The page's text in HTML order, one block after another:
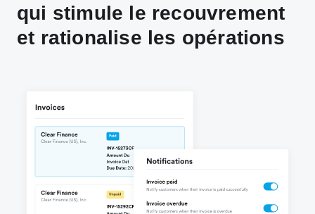
qui stimule le recouvrement
et rationalise les opérations